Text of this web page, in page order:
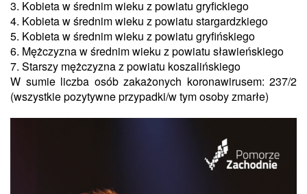
3. Kobieta w średnim wieku z powiatu gryfickiego
4. Kobieta w średnim wieku z powiatu stargardzkiego
5. Kobieta w średnim wieku z powiatu gryfińskiego
6. Mężczyzna w średnim wieku z powiatu sławieńskiego
7. Starszy mężczyzna z powiatu koszalińskiego
W sumie liczba osób zakażonych koronawirusem: 237/2
(wszystkie pozytywne przypadki/w tym osoby zmarłe)